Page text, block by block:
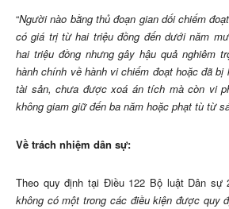
“Người nào bằng thủ đoạn gian dối chiếm
có giá trị từ hai triệu đồng đến dưới năm
hai triệu đồng nhưng gây hậu quả nghiêm
hành chính về hành vi chiếm đoạt hoặc đã
tài sản, chưa được xoá án tích mà còn vi
không giam giữ đến ba năm hoặc phạt tù từ
Về trách nhiệm dân sự:
Theo quy định tại Điều 122 Bộ luật Dân sự
không có một trong các điều kiện được quy